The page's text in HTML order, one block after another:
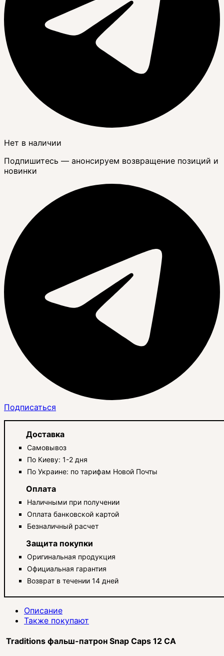
Нет в наличии
Подпишитесь — анонсируем возвращение позиций и
новинки
Подписаться
Доставка
Самовывоз
По Киеву: 1-2 дня
По Украине: по тарифам Новой Почты
Оплата
Наличными при получении
Оплата банковской картой
Безналичный расчет
Защита покупки
Оригинальная продукция
Официальная гарантия
Возврат в течении 14 дней
Описание
Также покупают
Traditions фальш-патрон Snap Caps 12 CA